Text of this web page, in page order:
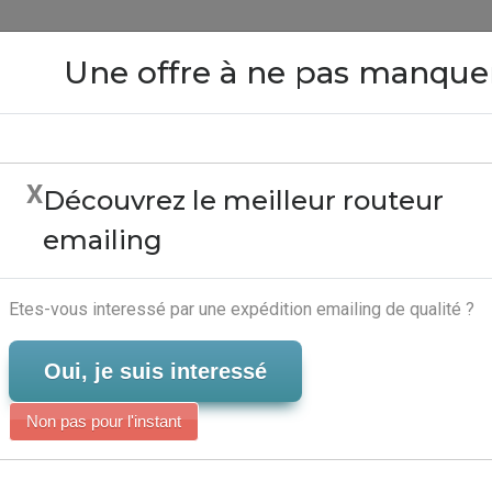
Verizon Cell
Marketing Automatisé
Serveur-Emailing
Close
Une offre à ne pas
XDécouvrez le meilleur routeur
emailing
Etes-vous interessé par une expédition emailing de qualité ?
Oui, je suis interessé
Non pas pour l'instant